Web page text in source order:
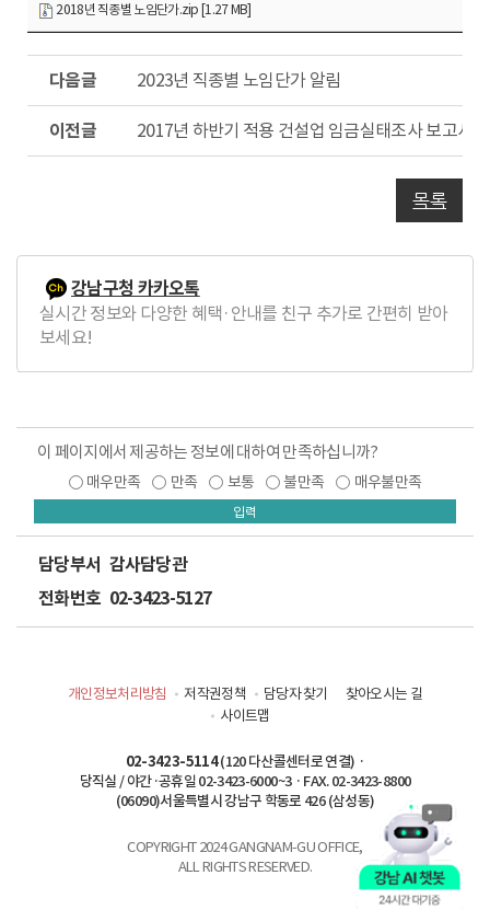
2018년 직종별 노임단가.zip [1.27 MB]
글
2023년 직종별 노임단가 알림
글
2017년 하반기 적용 건설업 임금실태조사 보고서
목록
강남구청 카카오톡
실시간 정보와 다양한 혜택·안내를 친구 추가로 간편히 받아
보세요!
이 페이지에서 제공하는 정보에 대하여 만족하십니까?
매우만족 만족 보통 불만족 매우불만족
입력
담당부서 감사담당관
전화번호 02-3423-5127
개인정보처리방침 저작권정책 담당자 찾기
찾아오시는 길
사이트맵
02-3423-5114(120 다산콜센터로 연결) ·
당직실 / 야간·공휴일 02-3423-6000~3 · FAX. 02-3423-8800
(06090)서울특별시 강남구 학동로 426 (삼성동)
COPYRIGHT 2024 GANGNAM-GU OFFICE,
ALL RIGHTS RESERVED.